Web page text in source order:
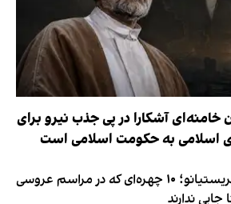
خامنه‌ای آشکارا در پی جذب نیرو برای
اسلامی به حکومت اسلامی است
لیست ممنوعه کریستیانو؛ ۱۰ چهره‌ای که در مراسم عروسی
جایی ندارند